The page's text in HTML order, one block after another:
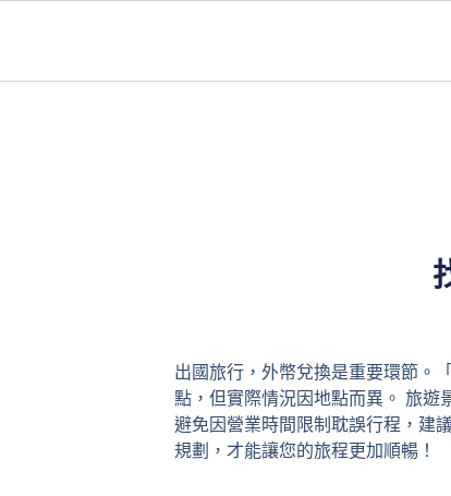
出國旅行，外幣兌換是重要環節。
點，但實際情況因地點而異。 旅遊
避免因營業時間限制耽誤行程，建
規劃，才能讓您的旅程更加順暢！